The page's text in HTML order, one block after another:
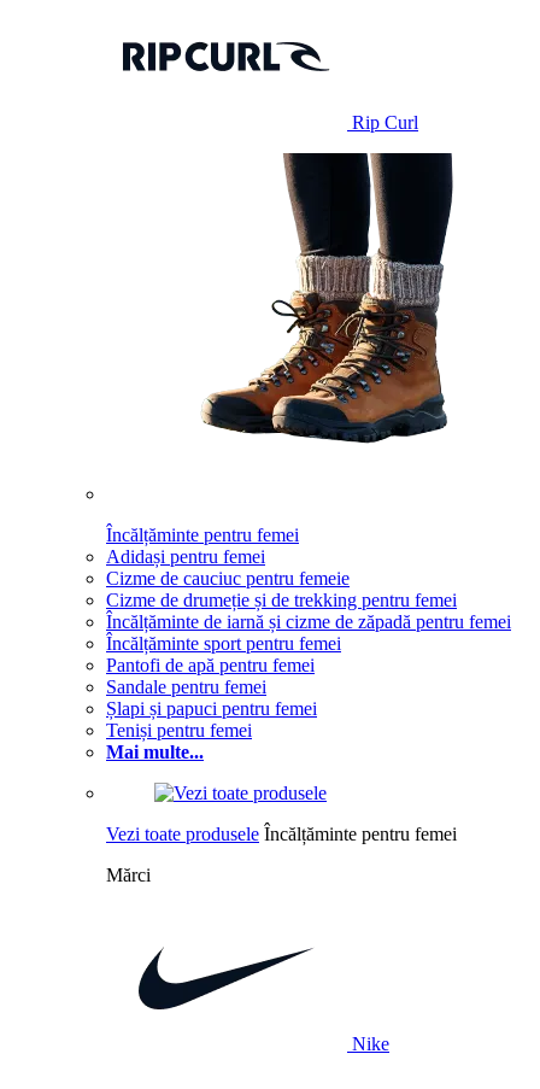
Rip Curl
Încălțăminte pentru femei
Adidași pentru femei
Cizme de cauciuc pentru femeie
Cizme de drumeție și de trekking pentru femei
Încălțăminte de iarnă și cizme de zăpadă pentru femei
Încălțăminte sport pentru femei
Pantofi de apă pentru femei
Sandale pentru femei
Șlapi și papuci pentru femei
Teniși pentru femei
Mai multe...
Vezi toate produsele Încălțăminte pentru femei
Mărci
Nike